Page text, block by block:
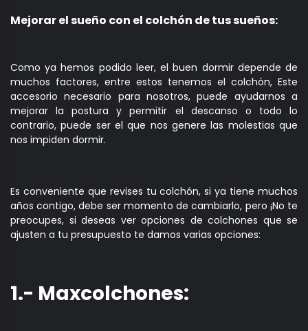
Mejorar el sueño con el colchón de tus sueños:
Como ya hemos podido leer, el buen dormir depende de
muchos factores, entre estos tenemos el colchón, Este
accesorio necesario para nosotros, puede ayudarnos a
mejorar la postura y permitir el descanso o todo lo
contrario, puede ser el que nos genere las molestias que
nos impiden dormir.
Es conveniente que revises tu colchón, si ya tiene muchos
años contigo, debe ser momento de cambiarlo, pero ¡No te
preocupes, si deseas ver opciones de colchones que se
ajusten a tu presupuesto te damos varias opciones:
1.- Maxcolchones: